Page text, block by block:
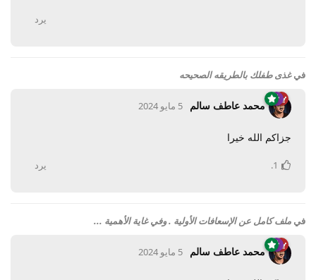
يرد
فيغذى طفلك بالطريقه الصحيحه
محمد عاطف سالم 5 مايو 2024
جزاكم الله خيرا
يرد 1
.
في ملف كامل عن الإسعافات الأولية . وفي غاية الأهمية ...
محمد عاطف سالم 5 مايو 2024